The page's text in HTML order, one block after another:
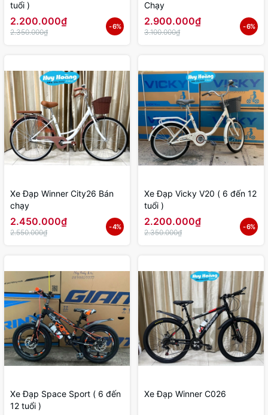
tuổi )
2.200.000₫
2.350.000₫
- 6%
Chạy
2.900.000₫
3.100.000₫
- 6%
Xe Đạp Winner City26 Bán
chạy
2.450.000₫
2.550.000₫
- 4%
Xe Đạp Vicky V20 ( 6 đến 12
tuổi )
2.200.000₫
2.350.000₫
- 6%
Xe Đạp Space Sport ( 6 đến
12 tuổi )
Xe Đạp Winner C026